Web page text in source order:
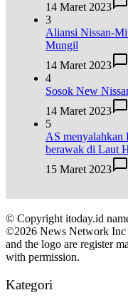
14 Maret 2023
3
Aliansi Nissan-
Mungil
14 Maret 2023
4
Sosok New
14 Maret 2023
5
AS menyalahkan
berawak di Laut
15 Maret 2023
© Copyright itoday.id
©2026 News Network Inc
and the logo are register
with permission.
Kategori